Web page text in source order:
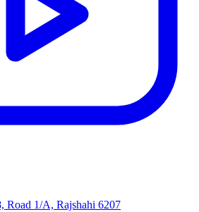
Road 1/A, Rajshahi 6207